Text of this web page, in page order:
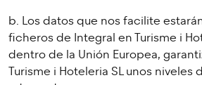
b. Los datos que nos facilite
ficheros de Integral en Turisme i
dentro de la Unión Europea,
Turisme i Hoteleria SL unos niveles